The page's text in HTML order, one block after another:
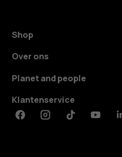
Shop
Over ons
Planet and people
Klantenservice
FacebookInstagramTiktok